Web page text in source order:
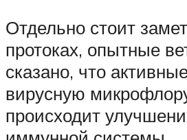
Отдельно стоит
протоках, опытные
сказано, что
вирусную
происходит